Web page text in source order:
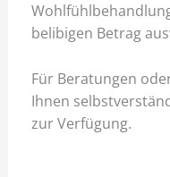
belibigen Betrag
Für Beratungen
Ihnen
zur Verfügung.